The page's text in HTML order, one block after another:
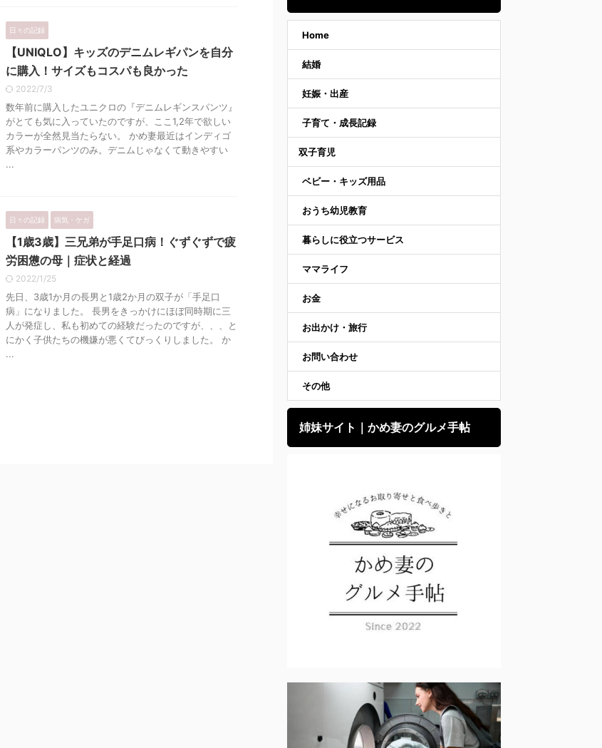
日々の記録
【UNIQLO】キッズのデニムレギパンを自分
に購入！サイズもコスパも良かった
2022/7/3
数年前に購入したユニクロの『デニムレギンスパンツ』
がとても気に入っていたのですが、ここ1,2年で欲しい
カラーが全然見当たらない。 かめ妻最近はインディゴ
系やカラーパンツのみ。デニムじゃなくて動きやすい
...
日々の記録 病気・ケガ
【1歳3歳】三兄弟が手足口病！ぐずぐずで疲
労困憊の母｜症状と経過
2022/1/25
先日、3歳1か月の長男と1歳2か月の双子が「手足口
病」になりました。 長男をきっかけにほぼ同時期に三
人が発症し、私も初めての経験だったのですが、、、と
にかく子供たちの機嫌が悪くてびっくりしました。 か
...
Home
結婚
妊娠・出産
子育て・成長記録
双子育児
ベビー・キッズ用品
おうち幼児教育
暮らしに役立つサービス
ママライフ
お金
お出かけ・旅行
お問い合わせ
その他
姉妹サイト｜かめ妻のグルメ手帖